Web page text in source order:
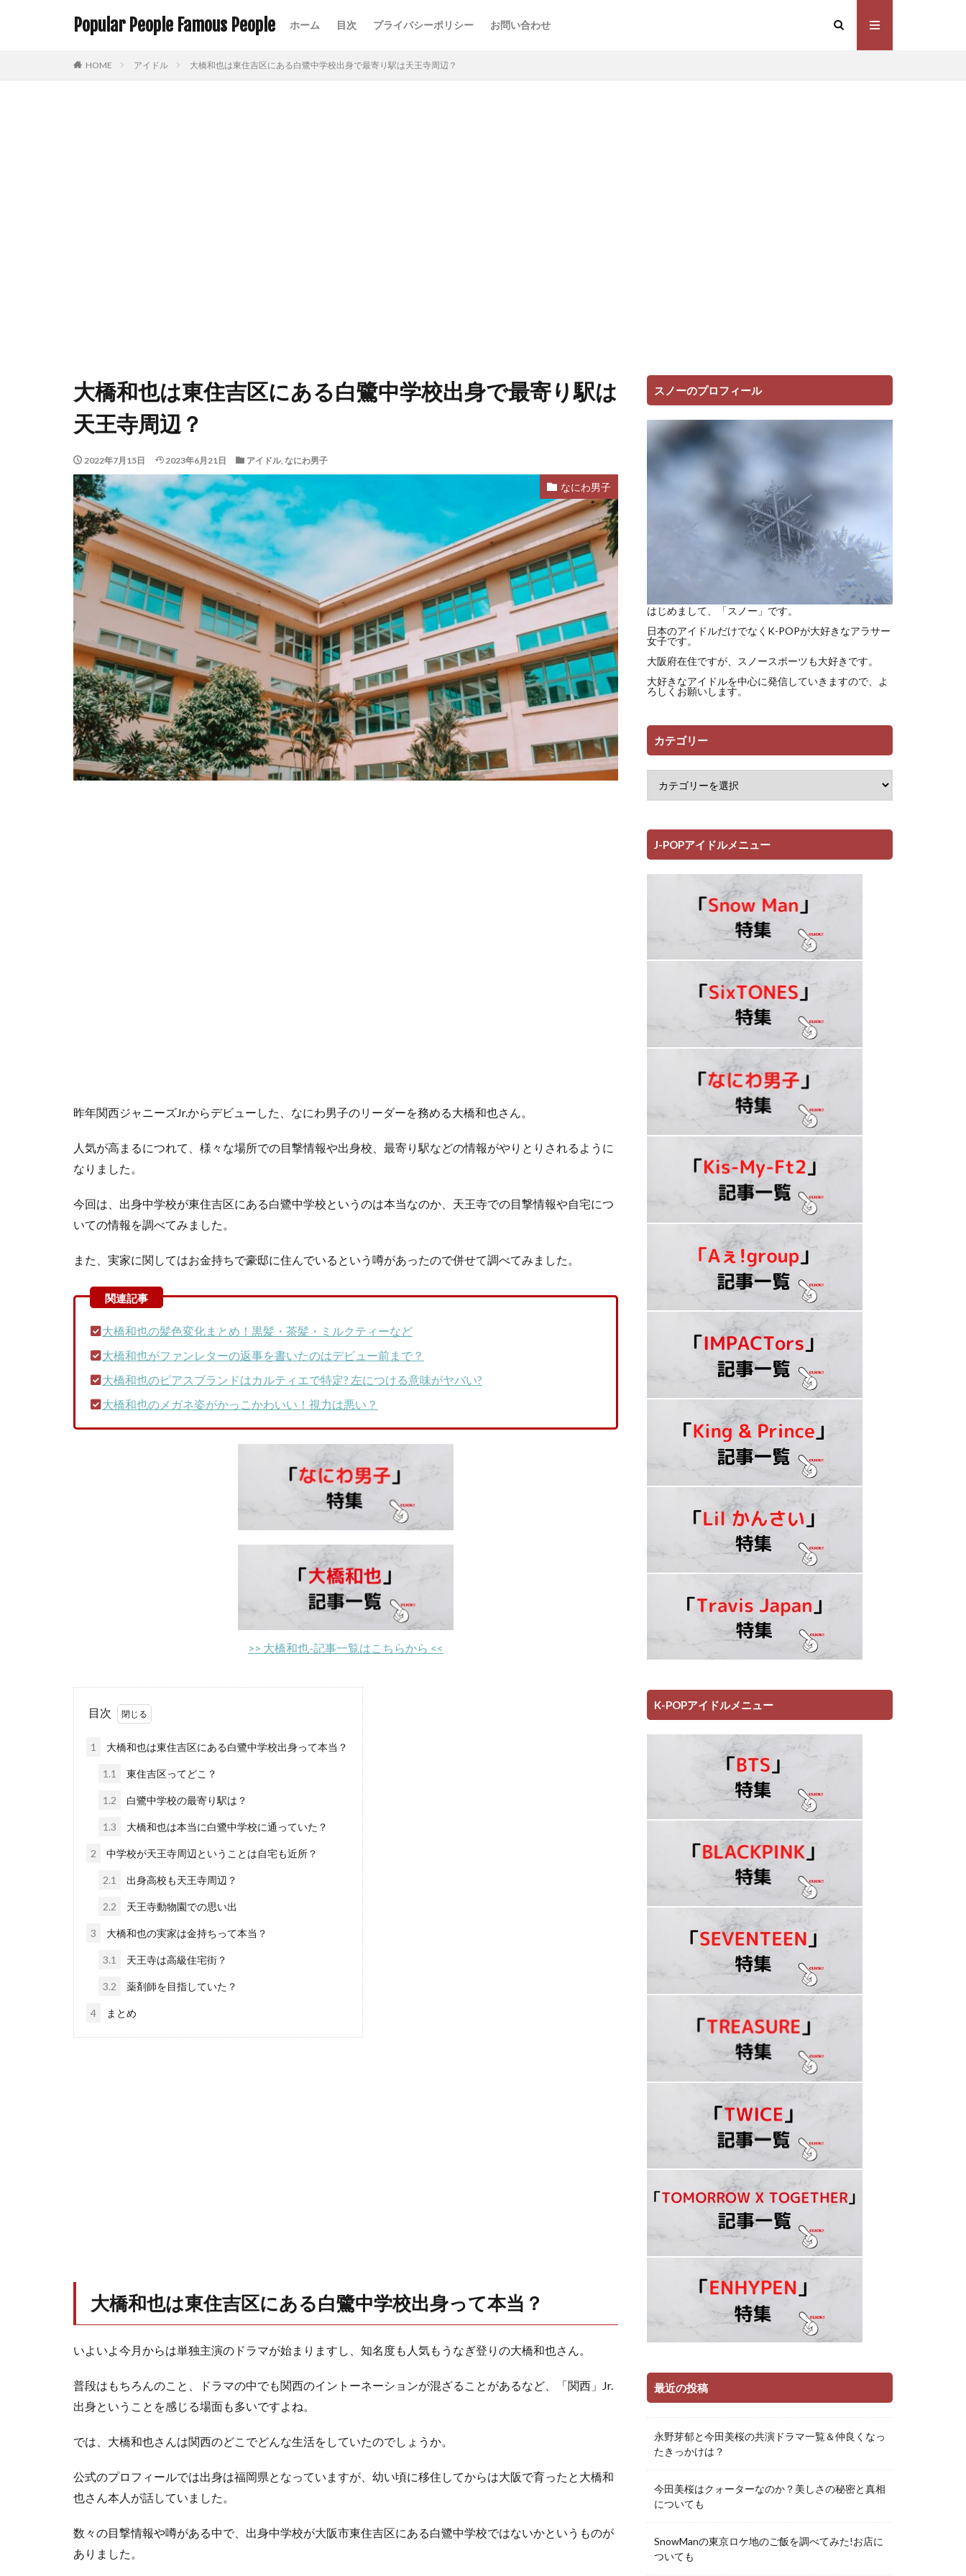
Popular People Famous People ホーム 目次 プライバシーポリシー お問い合わせ
HOME アイドル 大橋和也は東住吉区にある白鷺中学校出身で最寄り駅は天王寺周辺？
大橋和也は東住吉区にある白鷺中学校出身で最寄り駅は
天王寺周辺？
2022年7月15日 2023年6月21日 アイドル, なにわ男子
なにわ男子
昨年関西ジャニーズJr.からデビューした、なにわ男子のリーダーを務める大橋和也さん。
人気が高まるにつれて、様々な場所での目撃情報や出身校、最寄り駅などの情報がやりとりされるように
なりました。
今回は、出身中学校が東住吉区にある白鷺中学校というのは本当なのか、天王寺での目撃情報や自宅につ
いての情報を調べてみました。
また、実家に関してはお金持ちで豪邸に住んでいるという噂があったので併せて調べてみました。
大橋和也の髪色変化まとめ！黒髪・茶髪・ミルクティーなど
大橋和也がファンレターの返事を書いたのはデビュー前まで？
大橋和也のピアスブランドはカルティエで特定? 左につける意味がヤバい?
大橋和也のメガネ姿がかっこかわいい！視力は悪い？
>> 大橋和也-記事一覧はこちらから <<
目次
1 大橋和也は東住吉区にある白鷺中学校出身って本当？
1.1 東住吉区ってどこ？
1.2 白鷺中学校の最寄り駅は？
1.3 大橋和也は本当に白鷺中学校に通っていた？
2 中学校が天王寺周辺ということは自宅も近所？
2.1 出身高校も天王寺周辺？
2.2 天王寺動物園での思い出
3 大橋和也の実家は金持ちって本当？
3.1 天王寺は高級住宅街？
3.2 薬剤師を目指していた？
4 まとめ
大橋和也は東住吉区にある白鷺中学校出身って本当？
いよいよ今月からは単独主演のドラマが始まりますし、知名度も人気もうなぎ登りの大橋和也さん。
普段はもちろんのこと、ドラマの中でも関西のイントーネーションが混ざることがあるなど、「関西」Jr.
出身ということを感じる場面も多いですよね。
では、大橋和也さんは関西のどこでどんな生活をしていたのでしょうか。
公式のプロフィールでは出身は福岡県となっていますが、幼い頃に移住してからは大阪で育ったと大橋和
也さん本人が話していました。
数々の目撃情報や噂がある中で、出身中学校が大阪市東住吉区にある白鷺中学校ではないかというものが
ありました。
スノーのプロフィール
はじめまして、「スノー」です。
日本のアイドルだけでなくK-POPが大好きなアラサー
女子です。
大阪府在住ですが、スノースポーツも大好きです。
大好きなアイドルを中心に発信していきますので、よ
ろしくお願いします。
カテゴリー
J-POPアイドルメニュー
K-POPアイドルメニュー
最近の投稿
永野芽郁と今田美桜の共演ドラマ一覧＆仲良くなっ
たきっかけは？
今田美桜はクォーターなのか？美しさの秘密と真相
についても
SnowManの東京ロケ地のご飯を調べてみた!お店に
ついても